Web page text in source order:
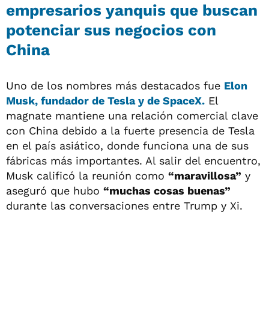
empresarios yanquis que buscan
potenciar sus negocios con
China
Uno de los nombres más destacados fue Elon
Musk, fundador de Tesla y de SpaceX. El
magnate mantiene una relación comercial clave
con China debido a la fuerte presencia de Tesla
en el país asiático, donde funciona una de sus
fábricas más importantes. Al salir del encuentro,
Musk calificó la reunión como “maravillosa” y
aseguró que hubo “muchas cosas buenas”
durante las conversaciones entre Trump y Xi.